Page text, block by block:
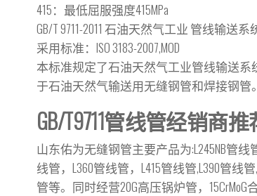
415：最低屈服强度415MPa
GB/T 9711-2011 石油天然气工业 管线输送
采用标准：ISO 3183-2007,MOD
本标准规定了石油天然气工业管线输送系
于石油天然气输送用无缝钢管和焊接钢管
GB/T9711管线管经销商推
山东佑为无缝钢管主要产品为:L245NB管线
线管，L360管线管，L415管线管,L390管线
管等。同时经营20G高压锅炉管，15CrMoG合